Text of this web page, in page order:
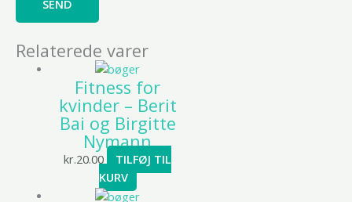
Relaterede varer
Fitness for
kvinder – Berit
Bai og Birgitte
Nymann
kr.20.00
TILFØJ TIL
KURV